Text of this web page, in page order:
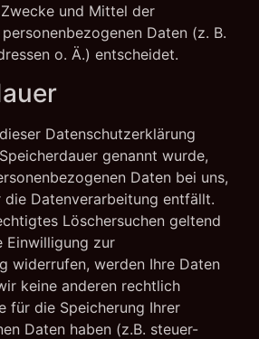
und Mittel der
Daten (z. B.
o. Ä.) entscheidet.
Datenschutzerklärung
genannt wurde,
Daten bei uns,
Datenverarbeitung entfällt.
Löschersuchen geltend
Einwilligung zur
widerrufen, werden Ihre Daten
keine anderen rechtlich
für die Speicherung Ihrer
Daten haben (z.B. steuer-